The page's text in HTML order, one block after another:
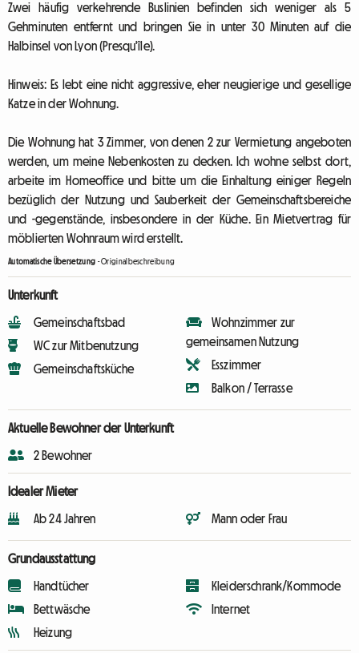
Zwei häufig verkehrende Buslinien befinden sich weniger als 5
Gehminuten entfernt und bringen Sie in unter 30 Minuten auf die
Halbinsel von Lyon (Presqu'île).
Hinweis: Es lebt eine nicht aggressive, eher neugierige und gesellige
Katze in der Wohnung.
Die Wohnung hat 3 Zimmer, von denen 2 zur Vermietung angeboten
werden, um meine Nebenkosten zu decken. Ich wohne selbst dort,
arbeite im Homeoffice und bitte um die Einhaltung einiger Regeln
bezüglich der Nutzung und Sauberkeit der Gemeinschaftsbereiche
und -gegenstände, insbesondere in der Küche. Ein Mietvertrag für
möblierten Wohnraum wird erstellt.
Automatische Übersetzung -Originalbeschreibung
Unterkunft
Gemeinschaftsbad
WC zur Mitbenutzung
Gemeinschaftsküche
Wohnzimmer zur
gemeinsamen Nutzung
Esszimmer
Balkon / Terrasse
Aktuelle Bewohner der Unterkunft
2 Bewohner
Idealer Mieter
Ab 24 Jahren Mann oder Frau
Grundausstattung
Handtücher
Bettwäsche
Heizung
Kleiderschrank/Kommode
Internet